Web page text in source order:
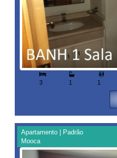
3 1

1
Apartamento | Padrão
Mooca